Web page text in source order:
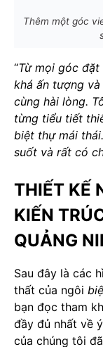
Thêm một góc
“Từ mọi góc
khá ấn tượng
cùng hài lòng.
từng tiểu tiết
biệt thự mái
suốt và rất có
THIẾT KẾ
KIẾN
QUẢNG
Sau đây là các
thất của ngôi
bạn đọc tham
đầy đủ nhất về
của chúng tôi